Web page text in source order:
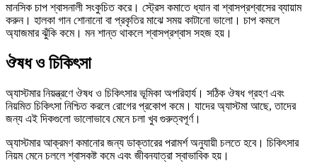
মানসিক চাপ শ্বাসনালী সংকুচিত করে। স্ট্রেস কমাতে ধ্যান বা শ্বাসপ্রশ্বাসের ব্যায়াম
করুন। হালকা গান শোনানো বা প্রকৃতির মাঝে সময় কাটানো ভালো। চাপ কমলে
অ্যাজমার ঝুঁকি কমে। মন শান্ত থাকলে শ্বাসপ্রশ্বাস সহজ হয়।
ঔষধ ও চিকিৎসা
অ্যাস্টমার নিয়ন্ত্রণে ঔষধ ও চিকিৎসার ভূমিকা অপরিহার্য। সঠিক ঔষধ গ্রহণ এবং
নিয়মিত চিকিৎসা নিশ্চিত করলে রোগের প্রকোপ কমে। যাদের অ্যাস্টমা আছে, তাদের
জন্য এই দিকগুলো ভালোভাবে মেনে চলা খুব গুরুত্বপূর্ণ।
অ্যাস্টমার আক্রমণ কমানোর জন্য ডাক্তারের পরামর্শ অনুযায়ী চলতে হবে। চিকিৎসার
নিয়ম মেনে চললে শ্বাসকষ্ট কমে এবং জীবনযাত্রা স্বাভাবিক হয়।